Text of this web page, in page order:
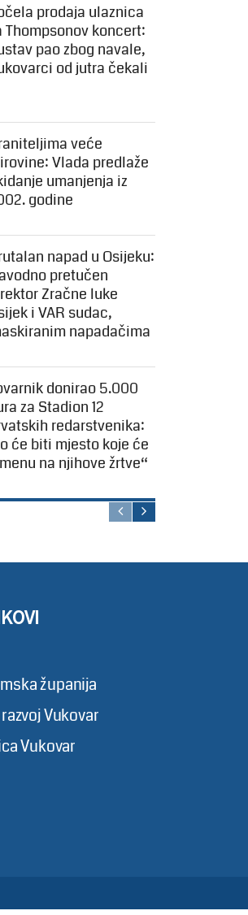
prodaja ulaznica
Thompsonov koncert:
pao zbog navale,
od jutra čekali
veće
Vlada predlaže
umanjenja iz
godine
napad u Osijeku:
pretučen
Zračne luke
i VAR sudac,
napadačima
donirao 5.000
za Stadion 12
redarstvenika:
će biti mjesto koje će
na njihove žrtve“
županija
Vukovar
Vukovar